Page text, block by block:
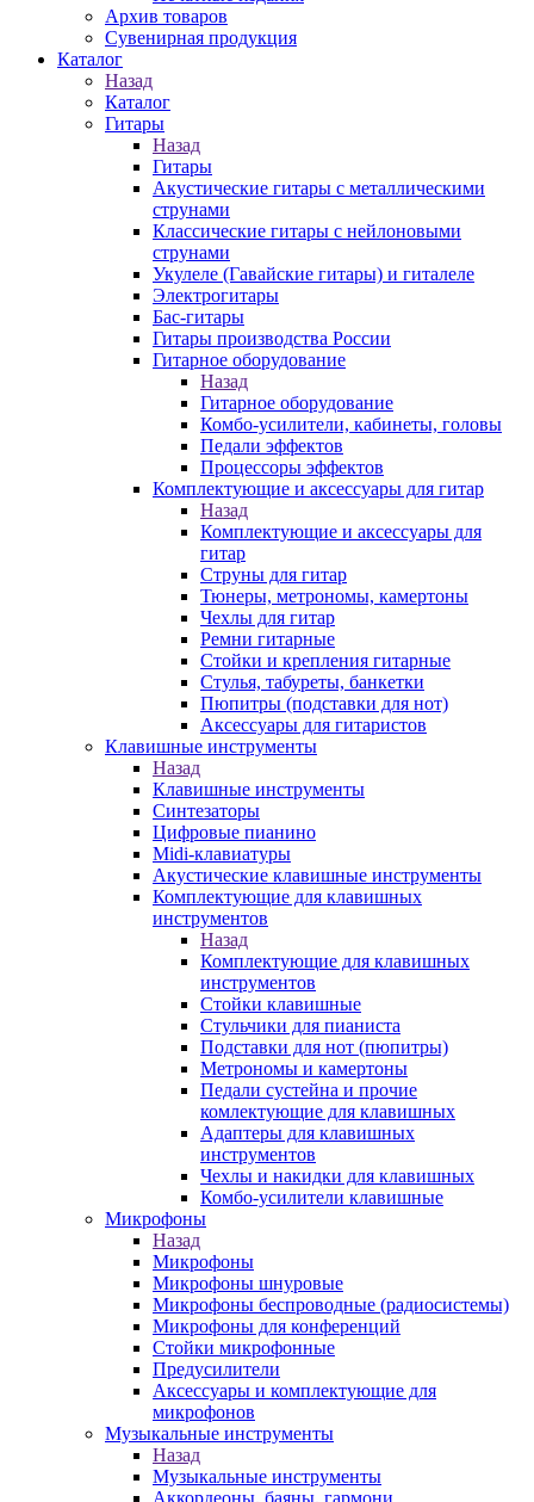
Архив товаров
Сувенирная продукция
Каталог
Назад
Каталог
Гитары
Назад
Гитары
Акустические гитары с металлическими
струнами
Классические гитары с нейлоновыми
струнами
Укулеле (Гавайские гитары) и гиталеле
Электрогитары
Бас-гитары
Гитары производства России
Гитарное оборудование
Назад
Гитарное оборудование
Комбо-усилители, кабинеты, головы
Педали эффектов
Процессоры эффектов
Комплектующие и аксессуары для гитар
Назад
Комплектующие и аксессуары для
гитар
Струны для гитар
Тюнеры, метрономы, камертоны
Чехлы для гитар
Ремни гитарные
Стойки и крепления гитарные
Стулья, табуреты, банкетки
Пюпитры (подставки для нот)
Аксессуары для гитаристов
Клавишные инструменты
Назад
Клавишные инструменты
Синтезаторы
Цифровые пианино
Midi-клавиатуры
Акустические клавишные инструменты
Комплектующие для клавишных
инструментов
Назад
Комплектующие для клавишных
инструментов
Стойки клавишные
Стульчики для пианиста
Подставки для нот (пюпитры)
Метрономы и камертоны
Педали сустейна и прочие
комлектующие для клавишных
Адаптеры для клавишных
инструментов
Чехлы и накидки для клавишных
Комбо-усилители клавишные
Микрофоны
Назад
Микрофоны
Микрофоны шнуровые
Микрофоны беспроводные (радиосистемы)
Микрофоны для конференций
Стойки микрофонные
Предусилители
Аксессуары и комплектующие для
микрофонов
Музыкальные инструменты
Назад
Музыкальные инструменты
Аккордеоны, баяны, гармони